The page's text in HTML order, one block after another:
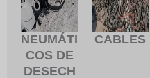
NEUMÁTI
COS DE
DESECH
CABLES